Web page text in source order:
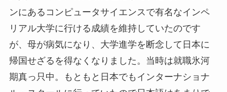
ンにあるコンピュータサイエンスで有名なインペ
リアル大学に行ける成績を維持していたのです
が、母が病気になり、大学進学を断念して日本に
帰国せざるを得なくなりました。当時は就職氷河
期真っ只中。もともと日本でもインターナショナ